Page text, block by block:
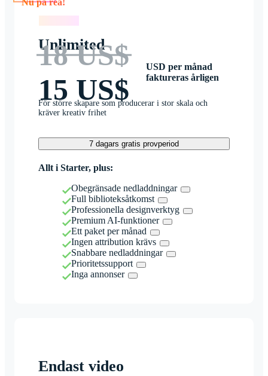
Unlimited
18 US$
15 US$
USD per månad
faktureras årligen
För större skapare som producerar i stor skala och
kräver kreativ frihet
7 dagars gratis provperiod
Allt i Starter, plus:
Obegränsade nedladdningar
Full biblioteksåtkomst
Professionella designverktyg
Premium AI-funktioner
Ett paket per månad
Ingen attribution krävs
Snabbare nedladdningar
Prioritetssupport
Inga annonser
Endast video